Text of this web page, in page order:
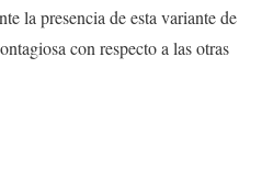
la presencia de esta variante de
con respecto a las otras